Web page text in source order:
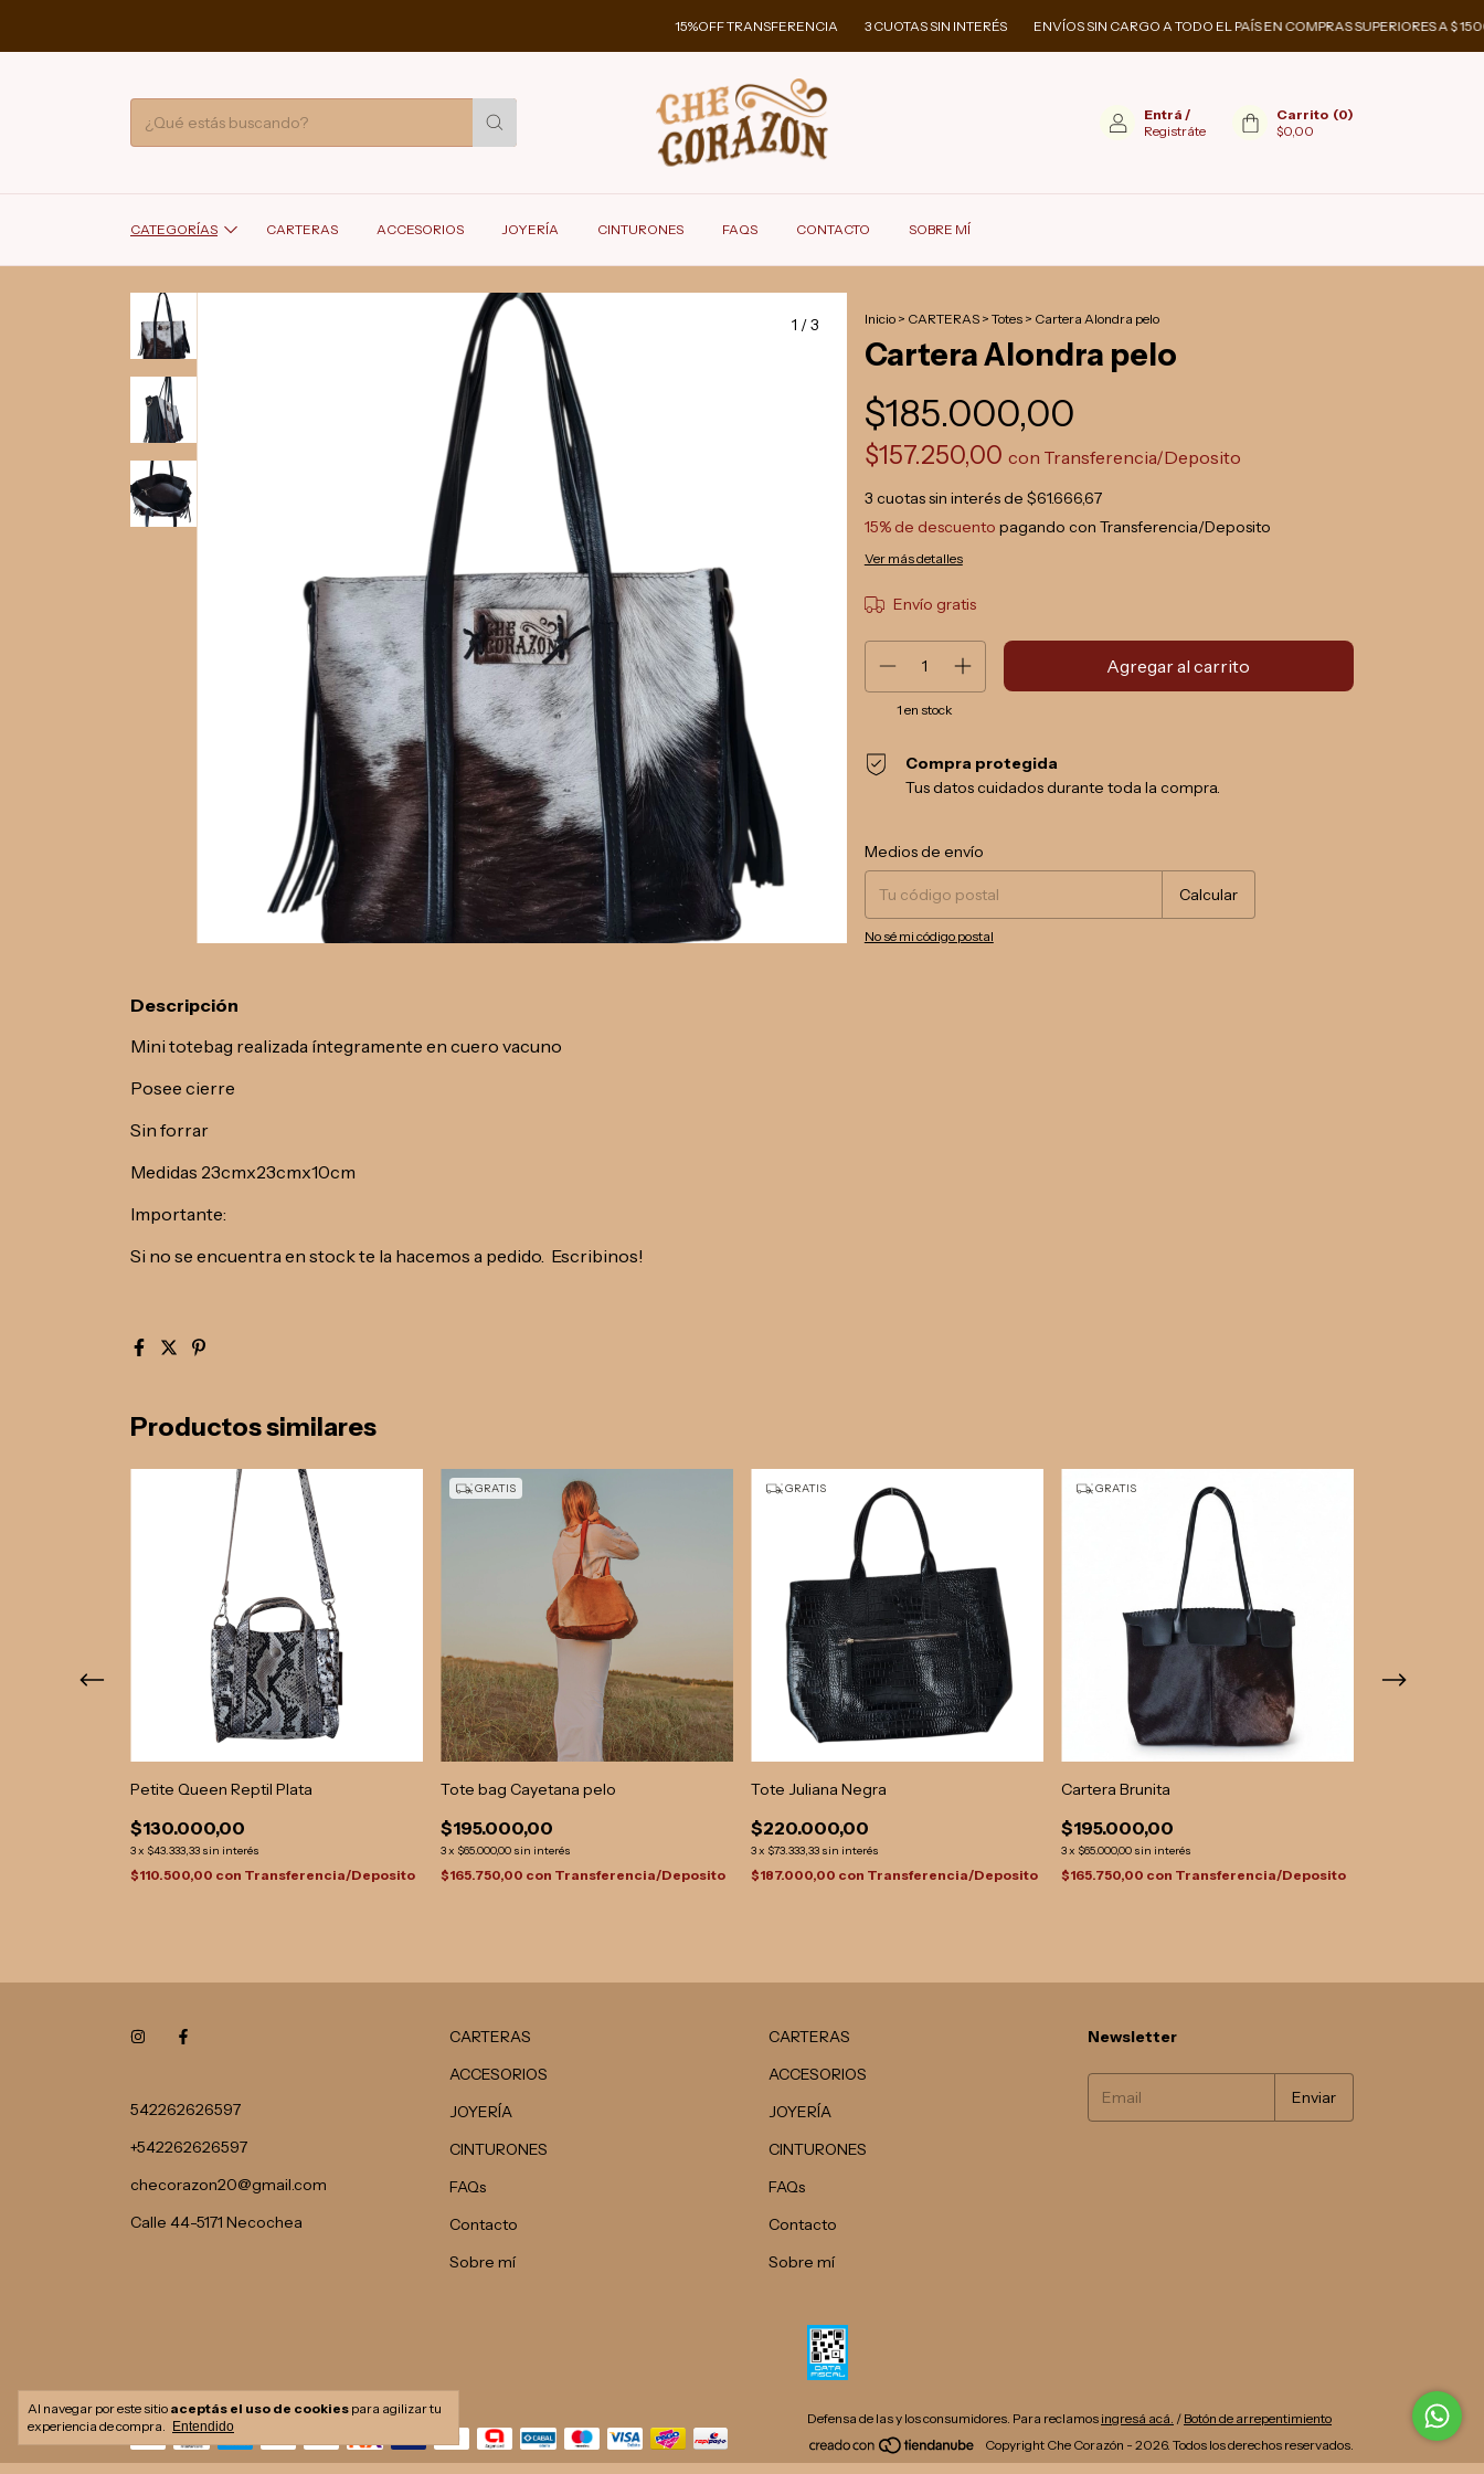
15%OFF TRANSFERENCIA 3 CUOTAS SIN INTERÉS ENVÍOS SIN CARGO A TODO EL PAÍS EN COMPRAS SUPERIORES A $ 150000
Entrá /
Registráte
Carrito (0)
$0,00
CATEGORÍAS CARTERAS ACCESORIOS JOYERÍA CINTURONES FAQS CONTACTO SOBRE MÍ
Al navegar por este sitio aceptás el uso de cookies para agilizar tu
experiencia de compra.
Entendido
1 /3 Inicio > CARTERAS > Totes > Cartera Alondra pelo
Cartera Alondra pelo
$185.000,00
$157.250,00 con Transferencia/Deposito
3 cuotas sin interés de $61.666,67
15% de descuento pagando con Transferencia/Deposito
Ver más detalles
Envío gratis
1 en stock
Compra protegida
Tus datos cuidados durante toda la compra.
Entregas para el CP:
Medios de envío
Calcular
No sé mi código postal
Descripción
Mini totebag realizada íntegramente en cuero vacuno
Posee cierre
Sin forrar
Medidas 23cmx23cmx10cm
Importante:
Si no se encuentra en stock te la hacemos a pedido. Escribinos!
Productos similares
Petite Queen Reptil Plata
$130.000,00
3x $43.333,33 sin interés
$110.500,00 con Transferencia/Deposito
GRATIS
Tote bag Cayetana pelo
$195.000,00
3x $65.000,00 sin interés
$165.750,00 con Transferencia/Deposito
GRATIS
Tote Juliana Negra
$220.000,00
3x $73.333,33 sin interés
$187.000,00 con Transferencia/Deposito
GRATIS
Cartera Brunita
$195.000,00
3x $65.000,00 sin interés
$165.750,00 con Transferencia/Deposito
542262626597
+542262626597
checorazon20@gmail.com
Calle 44-5171 Necochea
CARTERAS
ACCESORIOS
JOYERÍA
CINTURONES
FAQs
Contacto
Sobre mí
CARTERAS
ACCESORIOS
JOYERÍA
CINTURONES
FAQs
Contacto
Sobre mí
Newsletter
Medios de pago
Defensa de las y los consumidores. Para reclamos ingresá acá. / Botón de arrepentimiento
Copyright Che Corazón - 2026. Todos los derechos reservados.